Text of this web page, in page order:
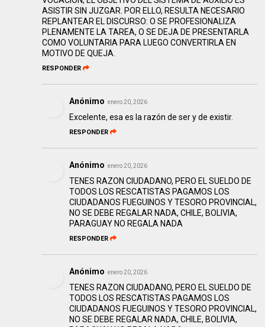
ASISTIR SIN JUZGAR. POR ELLO, RESULTA NECESARIO
REPLANTEAR EL DISCURSO: O SE PROFESIONALIZA
PLENAMENTE LA TAREA, O SE DEJA DE PRESENTARLA
COMO VOLUNTARIA PARA LUEGO CONVERTIRLA EN
MOTIVO DE QUEJA.
RESPONDER
Anónimo enero 20, 2026
Excelente, esa es la razón de ser y de existir.
RESPONDER
Anónimo enero 20, 2026
TENES RAZON CIUDADANO, PERO EL SUELDO DE
TODOS LOS RESCATISTAS PAGAMOS LOS
CIUDADANOS FUEGUINOS Y TESORO PROVINCIAL,
NO SE DEBE REGALAR NADA, CHILE, BOLIVIA,
PARAGUAY NO REGALA NADA
RESPONDER
Anónimo enero 20, 2026
TENES RAZON CIUDADANO, PERO EL SUELDO DE
TODOS LOS RESCATISTAS PAGAMOS LOS
CIUDADANOS FUEGUINOS Y TESORO PROVINCIAL,
NO SE DEBE REGALAR NADA, CHILE, BOLIVIA,